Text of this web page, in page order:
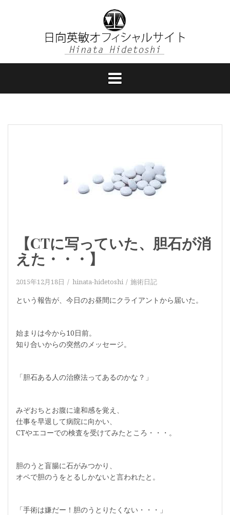
へ
ッ
【CTに写っていた、胆石が消
えた・・・】
2015年12月18日 hinata-hidetoshi 施術日記
という報告が、今日のお昼間にクライアントから届いた。
始まりは今から10日前。
知り合いからの突然のメッセージ。
「胆石ある人の治療法ってあるのかな？」
みぞおちとお腹に違和感を覚え、
仕事を早退して病院に向かい、
CTやエコーでの検査を受けてみたところ・・・。
胆のうと盲腸に石がみつかり、
オペで胆のうをとるしかないと言われたと。
「手術は嫌だー！胆のうとりたくない・・・」